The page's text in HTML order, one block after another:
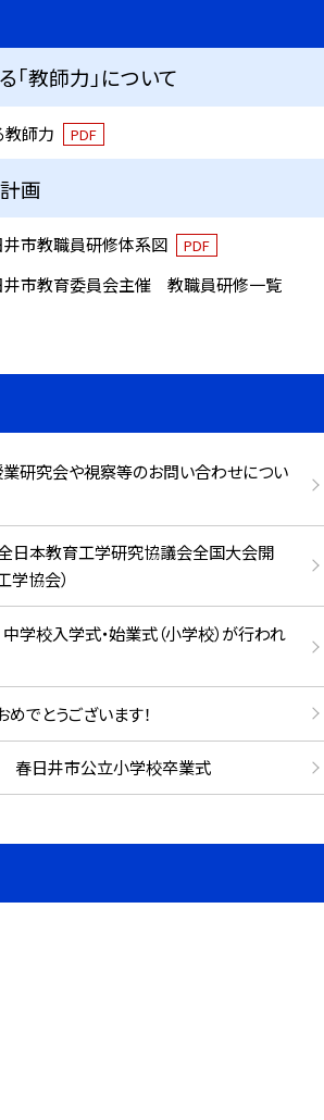
教師力」について
教師力 PDF
画
市教職員研修体系図 PDF
市教育委員会主催 教職員研修一覧
研究会や視察等のお問い合わせについ
本教育工学研究協議会全国大会開
協会）
校入学式・始業式（小学校）が行われ
でとうございます！
春日井市公立小学校卒業式